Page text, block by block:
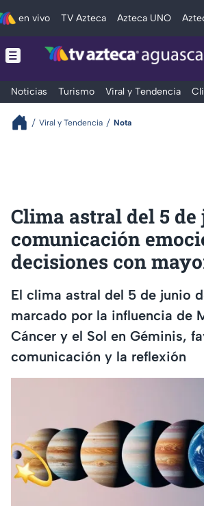
en vivo TV Azteca Azteca UNO
Noticias Turismo Viral y Tendencia
Viral y Tendencia Nota
Clima astral del 5 de
comunicación
decisiones con
El clima astral del 5 de junio
marcado por la influencia de
Cáncer y el Sol en Géminis,
comunicación y la reflexión